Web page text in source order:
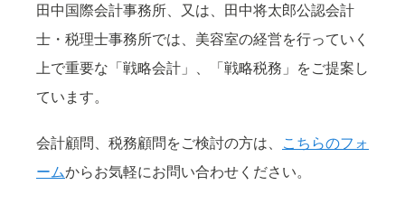
田中国際会計事務所、又は、田中将太郎公認会計
士・税理士事務所では、美容室の経営を行っていく
上で重要な「戦略会計」、「戦略税務」をご提案し
ています。
会計顧問、税務顧問をご検討の方は、
こちらのフォ
ームからお気軽にお問い合わせください。